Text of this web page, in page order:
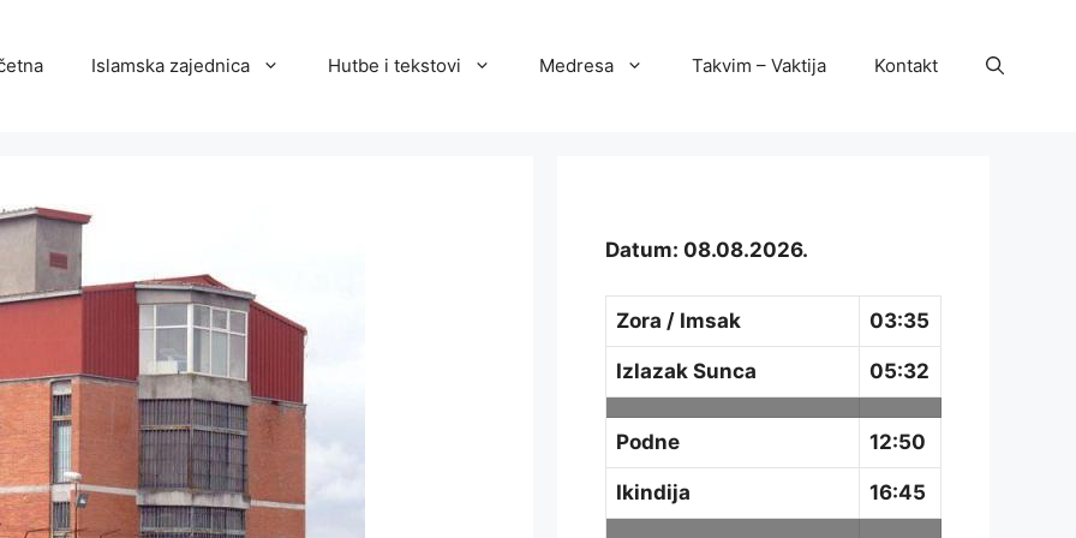
Islamska zajednica Hutbe i tekstovi Medresa Takvim – Vaktija Kontakt
Datum: 08.08.2026.
Zora / Imsak 03:35
Izlazak Sunca 05:32
Podne 12:50
Ikindija 16:45